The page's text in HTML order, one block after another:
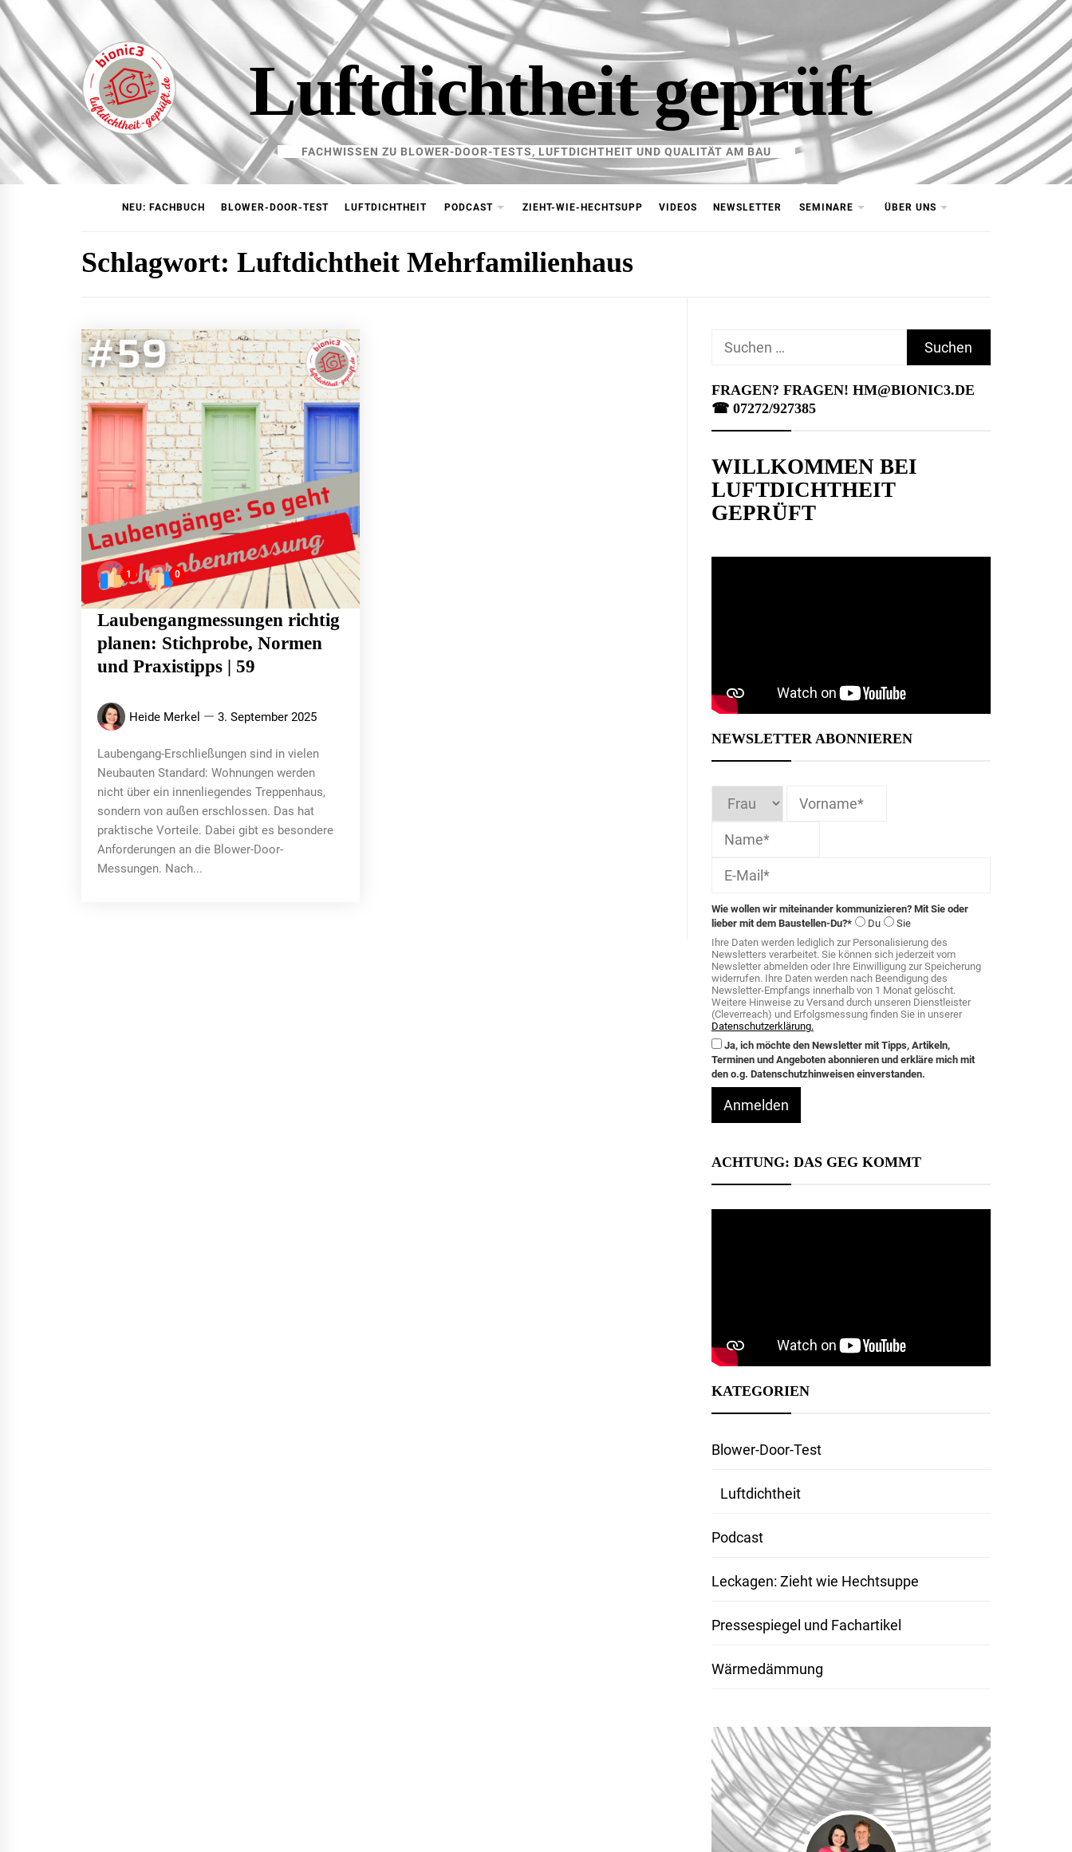
Skip
content
Luftdichtheit geprüft
FACHWISSEN ZU BLOWER-DOOR-TESTS, LUFTDICHTHEIT UND QUALITÄT AM BAU
NEU: FACHBUCH BLOWER-DOOR-TEST LUFTDICHTHEIT PODCAST ZIEHT-WIE-HECHTSUPP VIDEOS NEWSLETTER SEMINARE ÜBER UNS
Schlagwort: Luftdichtheit Mehrfamilienhaus
1 0
Laubengangmessungen richtig
planen: Stichprobe, Normen
und Praxistipps | 59
Heide Merkel 3. September 2025
Laubengang-Erschließungen sind in vielen
Neubauten Standard: Wohnungen werden
nicht über ein innenliegendes Treppenhaus,
sondern von außen erschlossen. Das hat
praktische Vorteile. Dabei gibt es besondere
Anforderungen an die Blower-Door-
Messungen. Nach...
Suchen
FRAGEN? FRAGEN! HM@BIONIC3.DE
☎︎ 07272/927385
WILLKOMMEN BEI
LUFTDICHTHEIT
GEPRÜFT
NEWSLETTER ABONNIEREN
Wie wollen wir miteinander kommunizieren? Mit Sie oder
lieber mit dem Baustellen-Du?*
Du
Sie
Ihre Daten werden lediglich zur Personalisierung des
Newsletters verarbeitet. Sie können sich jederzeit vom
Newsletter abmelden oder Ihre Einwilligung zur Speicherung
widerrufen. Ihre Daten werden nach Beendigung des
Newsletter-Empfangs innerhalb von 1 Monat gelöscht.
Weitere Hinweise zu Versand durch unseren Dienstleister
(Cleverreach) und Erfolgsmessung finden Sie in unserer
Datenschutzerklärung.
Ja, ich möchte den Newsletter mit Tipps, Artikeln,
Terminen und Angeboten abonnieren und erkläre mich mit
den o.g. Datenschutzhinweisen einverstanden.
Anmelden
ACHTUNG: DAS GEG KOMMT
KATEGORIEN
Blower-Door-Test
Luftdichtheit
Podcast
Leckagen: Zieht wie Hechtsuppe
Pressespiegel und Fachartikel
Wärmedämmung